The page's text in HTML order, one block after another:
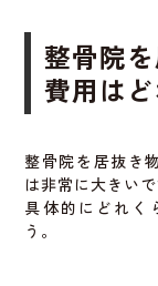
内装や設
整骨院
費用は
整骨院を居抜き
は非常に大きいで
具体的にどれく
う。